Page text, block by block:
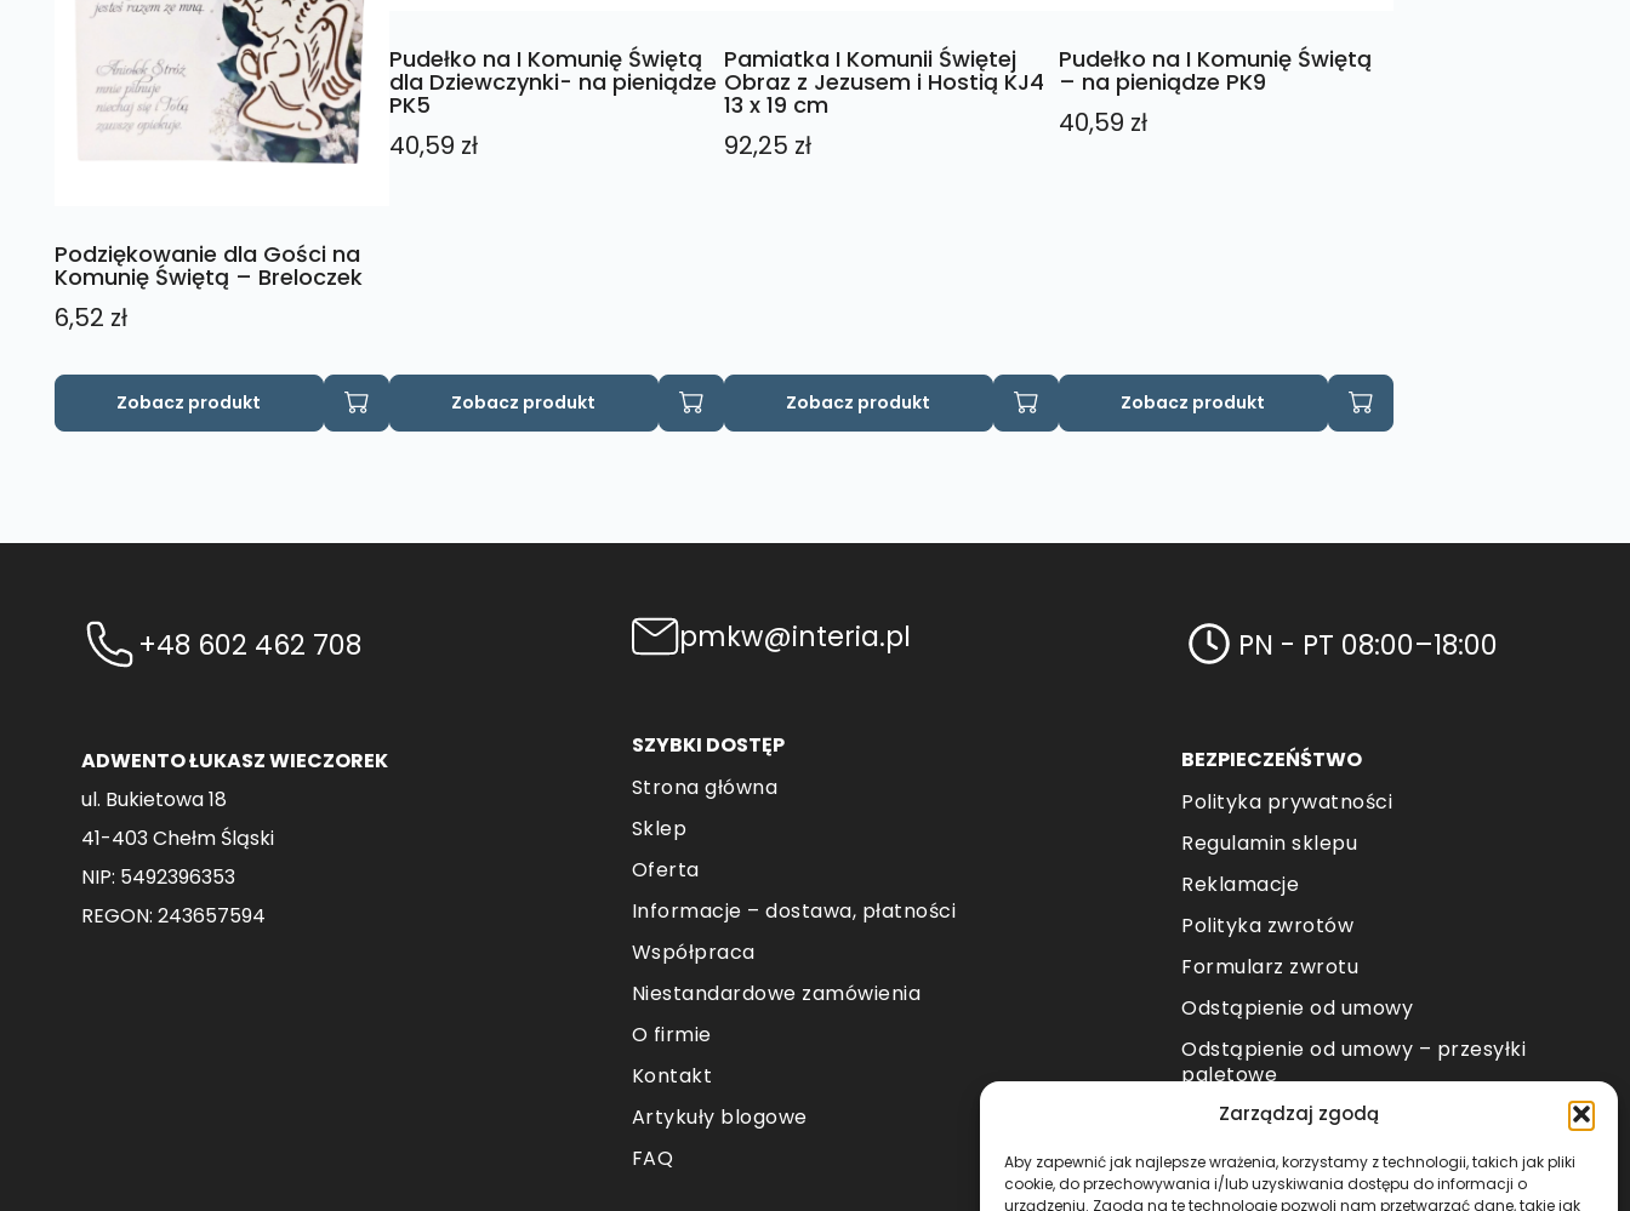
Zarządzaj zgodą
Aby zapewnić jak najlepsze wrażenia, korzystamy z technologii, takich jak pliki
cookie, do przechowywania i/lub uzyskiwania dostępu do informacji o
urządzeniu. Zgoda na te technologie pozwoli nam przetwarzać dane, takie jak
Podziękowanie dla Gości na
Komunię Świętą – Breloczek
6,52 zł
Zobacz produkt
Pudełko na I Komunię Świętą
dla Dziewczynki- na pieniądze
PK5
40,59 zł
Zobacz produkt
Pamiatka I Komunii Świętej
Obraz z Jezusem i Hostią KJ4
13 x 19 cm
92,25 zł
Zobacz produkt
Pudełko na I Komunię Świętą
– na pieniądze PK9
40,59 zł
Zobacz produkt
+48 602 462 708
ADWENTO ŁUKASZ WIECZOREK
ul. Bukietowa 18
41-403 Chełm Śląski
NIP: 5492396353
REGON: 243657594
pmkw@interia.pl
SZYBKI DOSTĘP
Strona główna
Sklep
Oferta
Informacje – dostawa, płatności
Współpraca
Niestandardowe zamówienia
O firmie
Kontakt
Artykuły blogowe
FAQ
PN - PT 08:00–18:00
BEZPIECZEŃŚTWO
Polityka prywatności
Regulamin sklepu
Reklamacje
Polityka zwrotów
Formularz zwrotu
Odstąpienie od umowy
Odstąpienie od umowy – przesyłki
paletowe
METODY PŁATNOŚCI